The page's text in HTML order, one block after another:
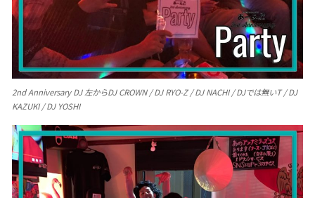
2nd Anniversary DJ 左からDJ CROWN / DJ RYO-Z / DJ NACHI / DJでは無いT / DJ
KAZUKI / DJ YOSHI